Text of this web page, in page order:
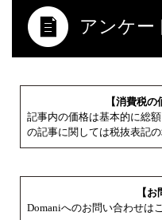
アンケー
【消費税の
記事内の価格は基本的に総
の記事に関しては税抜表記の
【
Domaniへのお問い合わせは